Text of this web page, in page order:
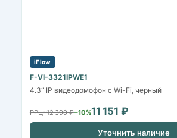
iFlow
F-VI-3321IPWE1
4.3“ IP видеодомофон с Wi-Fi, черный
РРЦ: 12 390 ₽−10%11 151 ₽
Уточнить наличие